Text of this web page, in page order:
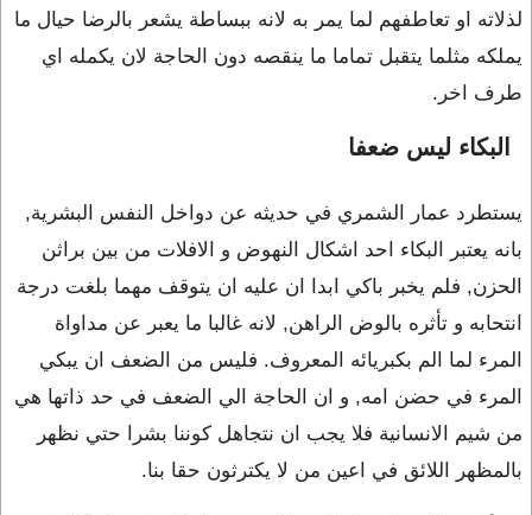
لذلاته او تعاطفهم لما يمر به لانه ببساطة يشعر بالرضا حيال ما
يملكه مثلما يتقبل تماما ما ينقصه دون الحاجة لان يكمله اي
طرف اخر.
البكاء ليس ضعفا
يستطرد عمار الشمري في حديثه عن دواخل النفس البشرية,
بانه يعتبر البكاء احد اشكال النهوض و الافلات من بين براثن
الحزن, فلم يخبر باكي ابدا ان عليه ان يتوقف مهما بلغت درجة
انتحابه و تأثره بالوض الراهن, لانه غالبا ما يعبر عن مداواة
المرء لما الم بكبريائه المعروف. فليس من الضعف ان يبكي
المرء في حضن امه, و ان الحاجة الي الضعف في حد ذاتها هي
من شيم الانسانية فلا يجب ان نتجاهل كوننا بشرا حتي نظهر
بالمظهر اللائق في اعين من لا يكترثون حقا بنا.